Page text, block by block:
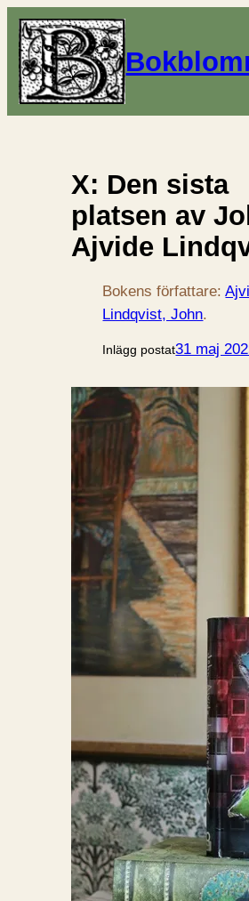
X: Den sista
platsen av
Ajvide
Bokens författare:
Lindqvist, John.
Inlägg postat31 maj